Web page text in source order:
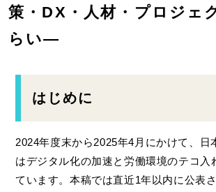
策・DX・人材・プロジェ
らい―
はじめに
2024年度末から2025年4月にかけて、日
はデジタル化の加速と労働環境のテコ入
ています。本稿では直近1年以内に公表